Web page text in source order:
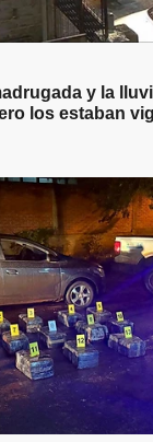
y la
los estaban